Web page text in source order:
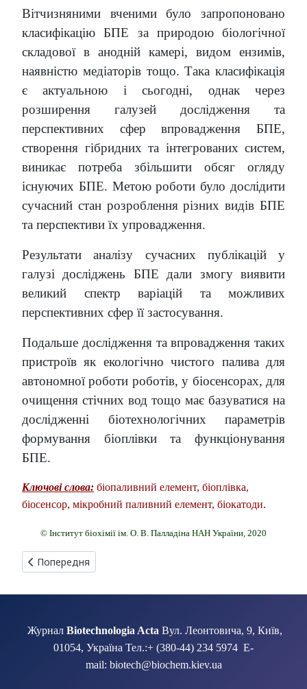
Вітчизняними вченими було запропоновано
класифікацію БПЕ за природою біологічної
складової в анодній камері, видом ензимів,
наявністю медіаторів тощо. Така класифікація
є актуальною і сьогодні, однак через
розширення галузей дослідження та
перспективних сфер впровадження БПЕ,
створення гібридних та інтегрованих систем,
виникає потреба збільшити обсяг огляду
існуючих БПЕ. Метою роботи було дослідити
сучасний стан розроблення різних видів БПЕ
та перспективи їх упровадження.
Результати аналізу сучасних публікацій у
галузі досліджень БПЕ дали змогу виявити
великий спектр варіацій та можливих
перспективних сфер її застосування.
Подальше дослідження та впровадження таких
пристроїв як екологічно чистого палива для
автономної роботи роботів, у біосенсорах, для
очищення стічних вод тощо має базуватися на
дослідженні біотехнологічних параметрів
формування біоплівки та функціонування
БПЕ.
Ключові слова: біопаливний елемент, біоплівка,
біосенсор, мікробний паливний елемент, біокатоди.
© Інститут біохімії ім. О. В. Палладіна НАН України, 2020
Попередня стаття: ВИЗНАЧЕННЯ ГОРМОНІВ У
Попередня
Журнал Biotechnologia Acta Вул. Леонтовича, 9, Київ,
01054, Україна Тел.:+ (380-44) 234 5974 E-
mail: biotech@biochem.kiev.ua